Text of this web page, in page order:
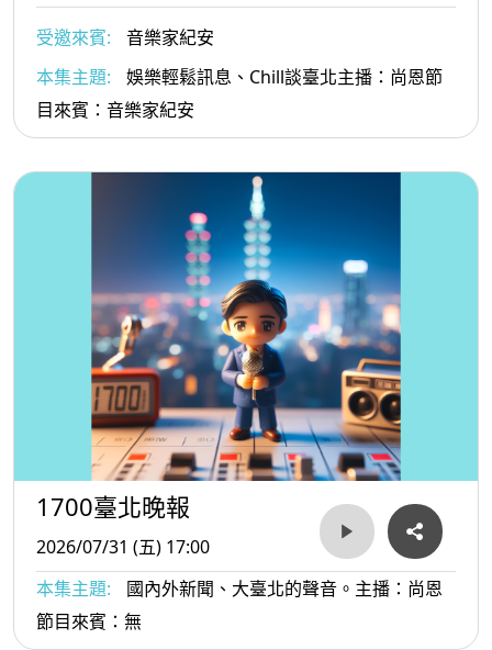
受邀來賓:
音樂家紀安
本集主題:
娛樂輕鬆訊息、Chill談臺北主播：尚恩節
目來賓：音樂家紀安
1700臺北晚報
2026/07/31 (五) 17:00
本集主題:
國內外新聞、大臺北的聲音。主播：尚恩
節目來賓：無